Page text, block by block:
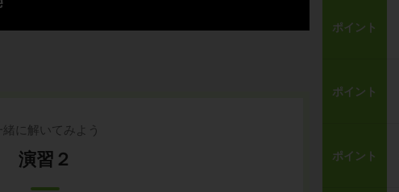
緒に解いてみよう
演習２
ポイント
ポイント
ポイント